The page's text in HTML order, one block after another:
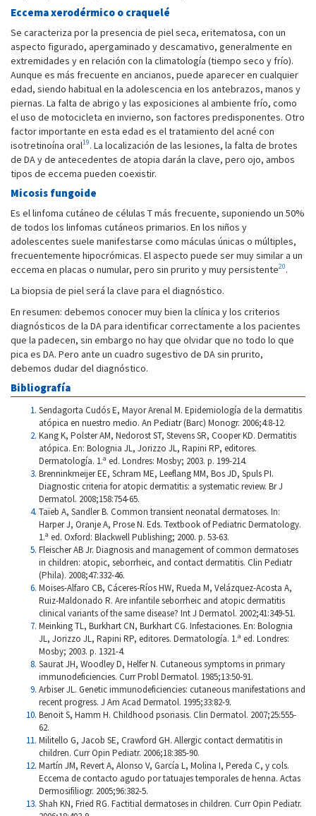
Eccema xerodérmico o craquelé
Se caracteriza por la presencia de piel seca, eritematosa, con un
aspecto figurado, apergaminado y descamativo, generalmente en
extremidades y en relación con la climatología (tiempo seco y frío).
Aunque es más frecuente en ancianos, puede aparecer en cualquier
edad, siendo habitual en la adolescencia en los antebrazos, manos y
piernas. La falta de abrigo y las exposiciones al ambiente frío, como
el uso de motocicleta en invierno, son factores predisponentes. Otro
factor importante en esta edad es el tratamiento del acné con
isotretinoína oral19. La localización de las lesiones, la falta de brotes
de DA y de antecedentes de atopia darán la clave, pero ojo, ambos
tipos de eccema pueden coexistir.
Micosis fungoide
Es el linfoma cutáneo de células T más frecuente, suponiendo un 50%
de todos los linfomas cutáneos primarios. En los niños y
adolescentes suele manifestarse como máculas únicas o múltiples,
frecuentemente hipocrómicas. El aspecto puede ser muy similar a un
eccema en placas o numular, pero sin prurito y muy persistente20.
La biopsia de piel será la clave para el diagnóstico.
En resumen: debemos conocer muy bien la clínica y los criterios
diagnósticos de la DA para identificar correctamente a los pacientes
que la padecen, sin embargo no hay que olvidar que no todo lo que
pica es DA. Pero ante un cuadro sugestivo de DA sin prurito,
debemos dudar del diagnóstico.
Bibliografía
Sendagorta Cudós E, Mayor Arenal M. Epidemiología de la dermatitis
atópica en nuestro medio. An Pediatr (Barc) Monogr. 2006;4:8-12.
Kang K, Polster AM, Nedorost ST, Stevens SR, Cooper KD. Dermatitis
atópica. En: Bolognia JL, Jorizzo JL, Rapini RP, editores.
Dermatología. 1.ª ed. Londres: Mosby; 2003. p. 199-214.
Brenninkmeijer EE, Schram ME, Leeflang MM, Bos JD, Spuls PI.
Diagnostic criteria for atopic dermatitis: a systematic review. Br J
Dermatol. 2008;158:754-65.
Taïeb A, Sandler B. Common transient neonatal dermatoses. In:
Harper J, Oranje A, Prose N. Eds. Textbook of Pediatric Dermatology.
1.ª ed. Oxford: Blackwell Publishing; 2000. p. 53-63.
Fleischer AB Jr. Diagnosis and management of common dermatoses
in children: atopic, seborrheic, and contact dermatitis. Clin Pediatr
(Phila). 2008;47:332-46.
Moises-Alfaro CB, Cáceres-Ríos HW, Rueda M, Velázquez-Acosta A,
Ruiz-Maldonado R. Are infantile seborrheic and atopic dermatitis
clinical variants of the same disease? Int J Dermatol. 2002;41:349-51.
Meinking TL, Burkhart CN, Burkhart CG. Infestaciones. En: Bolognia
JL, Jorizzo JL, Rapini RP, editores. Dermatología. 1.ª ed. Londres:
Mosby; 2003. p. 1321-4.
Saurat JH, Woodley D, Helfer N. Cutaneous symptoms in primary
immunodeficiencies. Curr Probl Dermatol. 1985;13:50-91.
Arbiser JL. Genetic immunodeficiencies: cutaneous manifestations and
recent progress. J Am Acad Dermatol. 1995;33:82-9.
Benoit S, Hamm H. Childhood psoriasis. Clin Dermatol. 2007;25:555-
62.
Militello G, Jacob SE, Crawford GH. Allergic contact dermatitis in
children. Curr Opin Pediatr. 2006;18:385-90.
Martín JM, Revert A, Alonso V, García L, Molina I, Pereda C, y cols.
Eccema de contacto agudo por tatuajes temporales de henna. Actas
Dermosifiliogr. 2005;96:382-5.
Shah KN, Fried RG. Factitial dermatoses in children. Curr Opin Pediatr.